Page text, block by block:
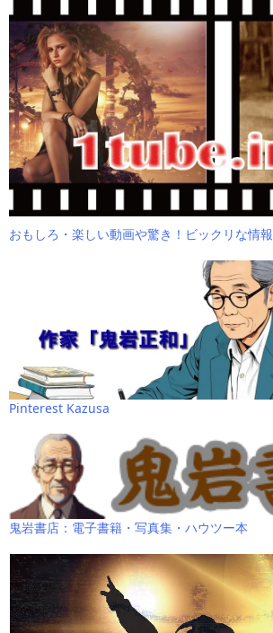
おもしろ・楽しい動画や驚き！ビックリな情報
Pinterest Kazusa
鬼岩書店：電子書籍・写真集・ハウツー本